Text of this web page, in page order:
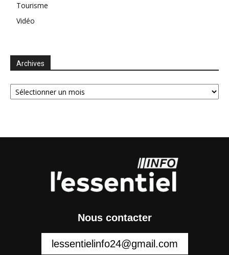
Tourisme
Vidéo
Archives
Archives
Nous contacter
lessentielinfo24@gmail.com